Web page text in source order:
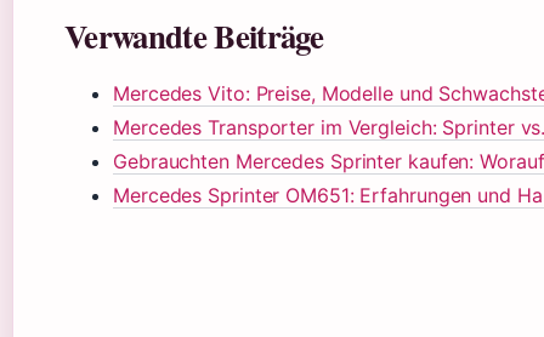
Verwandte Beiträge
Mercedes Vito: Preise, Modelle und
Mercedes Transporter im Vergleich: Sprinter
Gebrauchten Mercedes Sprinter kaufen:
Mercedes Sprinter OM651: Erfahrungen und